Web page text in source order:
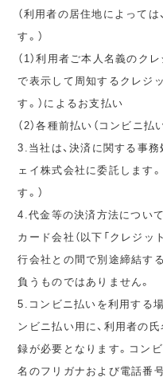
（利用者の居住地によって
す。）
（1）利用者ご本人名義のク
で表示して周知するクレジ
す。）によるお支払い
（2）各種前払い（コンビニ
3.当社は、決済に関する事
ェイ株式会社に委託します。
す。）
4.代金等の決済方法につい
カード会社（以下「クレジッ
行会社との間で別途締結す
負うものではありません。
5.コンビニ払いを利用する
ンビニ払い用に、利用者の
録が必要となります。コン
名のフリガナおよび電話番